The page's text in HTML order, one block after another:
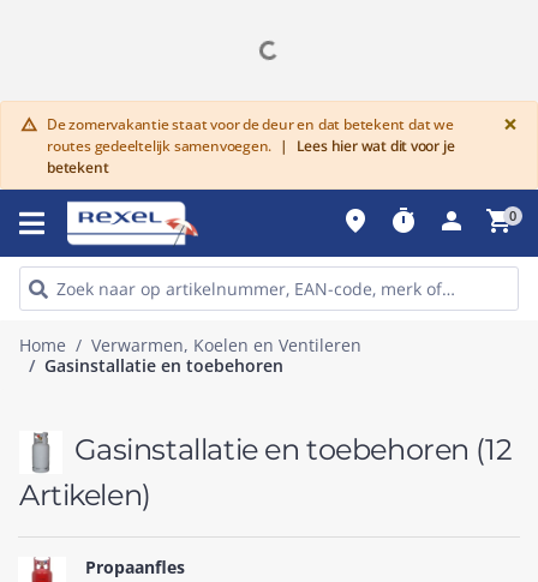
warning De zomervakantie staat voor de deur en dat betekent dat we
routes gedeeltelijk samenvoegen. |
Lees hier wat dit voor je
betekent
×
place timer person shopping_cart0
Home
Verwarmen, Koelen en Ventileren
Gasinstallatie en toebehoren
Gasinstallatie en toebehoren (12
Artikelen)
Propaanfles